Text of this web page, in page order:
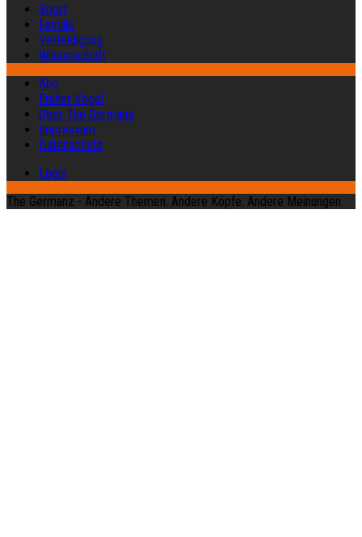
Sport
Familie
Verteidigung
Wissenschaft
Abo
Früher Vogel
Über The Germanz
Impressum
Datenschutz
Login
The Germanz - Andere Themen. Andere Köpfe. Andere Meinungen.